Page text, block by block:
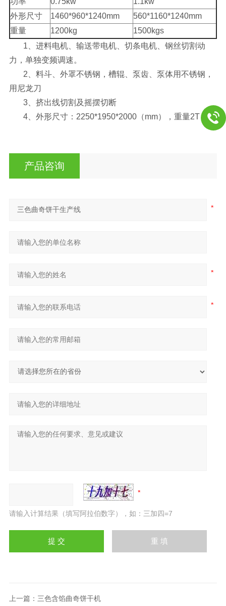
外形尺寸
1460*960*1240mm
560*1160*1240mm
重量
1200kg
1500kgs
1、进料电机、输送带电机、切条电机、钢丝切割动
力，单独变频调速。
2、料斗、外罩不锈钢，槽辊、泵齿、泵体用不锈钢，
用尼龙刀
3、挤出线切割及摇摆切断
4、外形尺寸：2250*1950*2000（mm），重量2T
产品咨询
请输入计算结果（填写阿拉伯数字），如：三加四=7
上一篇： 三色含馅曲奇饼干机